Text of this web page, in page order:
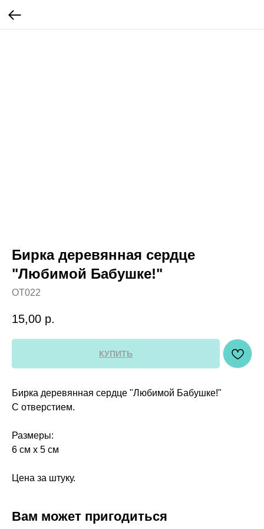
Бирка деревянная сердце
"Любимой Бабушке!"
OT022
15,00 р.
КУПИТЬ
Бирка деревянная сердце "Любимой Бабушке!"
С отверстием.
Размеры:
6 см х 5 см
Цена за штуку.
Вам может пригодиться